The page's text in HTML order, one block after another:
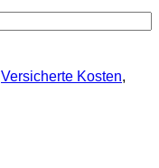
Versicherte Kosten,